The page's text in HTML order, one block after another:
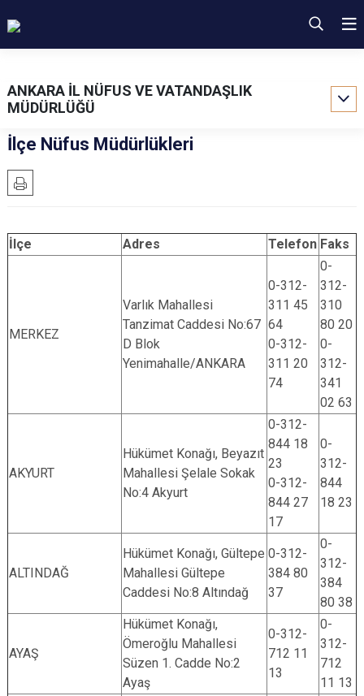
ANKARA İL NÜFUS VE VATANDAŞLIK
MÜDÜRLÜĞÜ
İlçe Nüfus Müdürlükleri
İlçe Adres Telefon Faks
MERKEZ
Varlık Mahallesi
Tanzimat Caddesi No:67
D Blok
Yenimahalle/ANKARA
0-312-
311 45
64
0-312-
311 20
74
0-
312-
310
80 20
0-
312-
341
02 63
AKYURT
Hükümet Konağı, Beyazıt
Mahallesi Şelale Sokak
No:4 Akyurt
0-312-
844 18
23
0-312-
844 27
17
0-
312-
844
18 23
ALTINDAĞ
Hükümet Konağı, Gültepe
Mahallesi Gültepe
Caddesi No:8 Altındağ
0-312-
384 80
37
0-
312-
384
80 38
AYAŞ
Hükümet Konağı,
Ömeroğlu Mahallesi
Süzen 1. Cadde No:2
Ayaş
0-312-
712 11
13
0-
312-
712
11 13